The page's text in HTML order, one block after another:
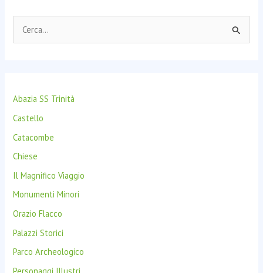
a
:
Abazia SS Trinità
Castello
Catacombe
Chiese
Il Magnifico Viaggio
Monumenti Minori
Orazio Flacco
Palazzi Storici
Parco Archeologico